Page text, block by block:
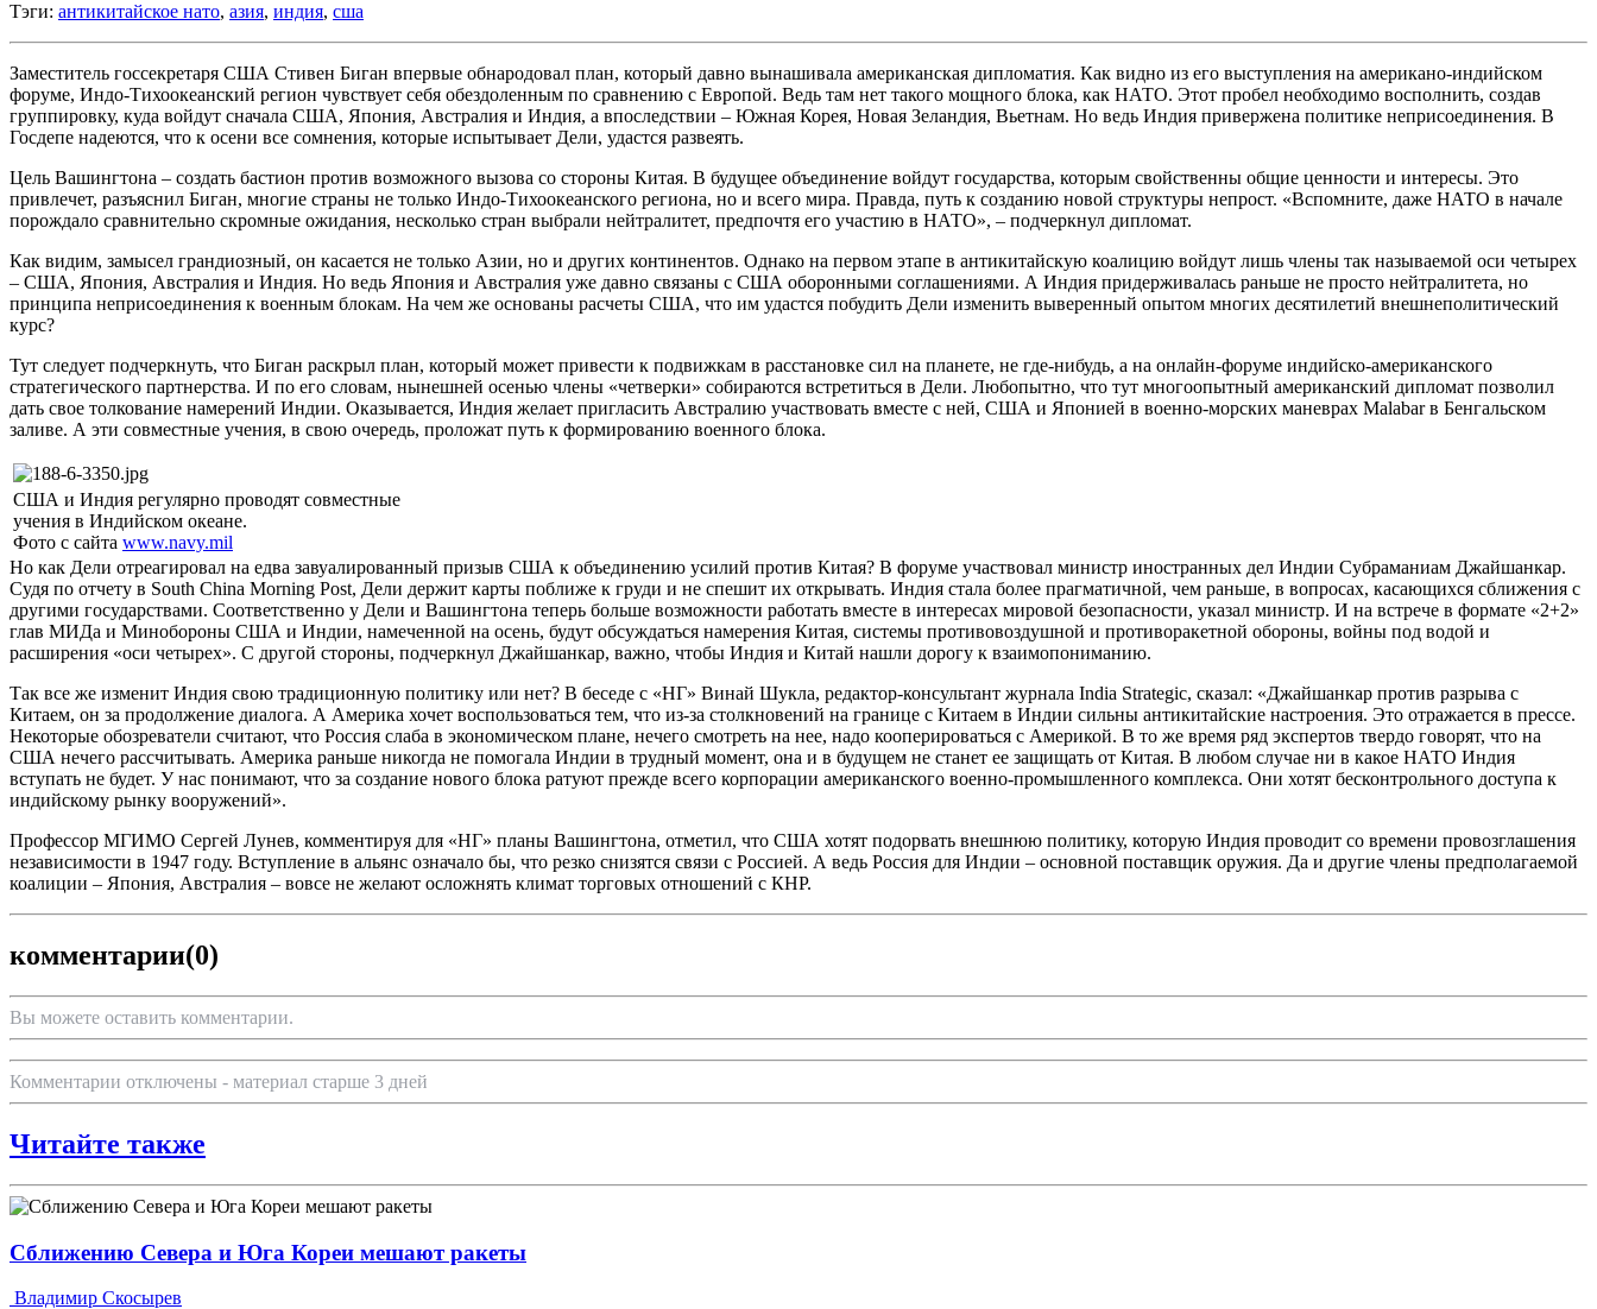
Тэги: антикитайское нато, азия, индия, сша
Заместитель госсекретаря США Стивен Биган впервые обнародовал план, который давно вынашивала американская дипломатия. Как видно из его выступления на американо-индийском
форуме, Индо-Тихоокеанский регион чувствует себя обездоленным по сравнению с Европой. Ведь там нет такого мощного блока, как НАТО. Этот пробел необходимо восполнить, создав
группировку, куда войдут сначала США, Япония, Австралия и Индия, а впоследствии – Южная Корея, Новая Зеландия, Вьетнам. Но ведь Индия привержена политике неприсоединения. В
Госдепе надеются, что к осени все сомнения, которые испытывает Дели, удастся развеять.
Цель Вашингтона – создать бастион против возможного вызова со стороны Китая. В будущее объединение войдут государства, которым свойственны общие ценности и интересы. Это
привлечет, разъяснил Биган, многие страны не только Индо-Тихоокеанского региона, но и всего мира. Правда, путь к созданию новой структуры непрост. «Вспомните, даже НАТО в начале
порождало сравнительно скромные ожидания, несколько стран выбрали нейтралитет, предпочтя его участию в НАТО», – подчеркнул дипломат.
Как видим, замысел грандиозный, он касается не только Азии, но и других континентов. Однако на первом этапе в антикитайскую коалицию войдут лишь члены так называемой оси четырех
– США, Япония, Австралия и Индия. Но ведь Япония и Австралия уже давно связаны с США оборонными соглашениями. А Индия придерживалась раньше не просто нейтралитета, но
принципа неприсоединения к военным блокам. На чем же основаны расчеты США, что им удастся побудить Дели изменить выверенный опытом многих десятилетий внешнеполитический
курс?
Тут следует подчеркнуть, что Биган раскрыл план, который может привести к подвижкам в расстановке сил на планете, не где-нибудь, а на онлайн-форуме индийско-американского
стратегического партнерства. И по его словам, нынешней осенью члены «четверки» собираются встретиться в Дели. Любопытно, что тут многоопытный американский дипломат позволил
дать свое толкование намерений Индии. Оказывается, Индия желает пригласить Австралию участвовать вместе с ней, США и Японией в военно-морских маневрах Malabar в Бенгальском
заливе. А эти совместные учения, в свою очередь, проложат путь к формированию военного блока.
США и Индия регулярно проводят совместные
учения в Индийском океане.
Фото с сайта www.navy.mil
Но как Дели отреагировал на едва завуалированный призыв США к объединению усилий против Китая? В форуме участвовал министр иностранных дел Индии Субраманиам Джайшанкар.
Судя по отчету в South China Morning Post, Дели держит карты поближе к груди и не спешит их открывать. Индия стала более прагматичной, чем раньше, в вопросах, касающихся сближения с
другими государствами. Соответственно у Дели и Вашингтона теперь больше возможности работать вместе в интересах мировой безопасности, указал министр. И на встрече в формате «2+2»
глав МИДа и Минобороны США и Индии, намеченной на осень, будут обсуждаться намерения Китая, системы противовоздушной и противоракетной обороны, войны под водой и
расширения «оси четырех». С другой стороны, подчеркнул Джайшанкар, важно, чтобы Индия и Китай нашли дорогу к взаимопониманию.
Так все же изменит Индия свою традиционную политику или нет? В беседе с «НГ» Винай Шукла, редактор-консультант журнала India Strategic, сказал: «Джайшанкар против разрыва с
Китаем, он за продолжение диалога. А Америка хочет воспользоваться тем, что из-за столкновений на границе с Китаем в Индии сильны антикитайские настроения. Это отражается в прессе.
Некоторые обозреватели считают, что Россия слаба в экономическом плане, нечего смотреть на нее, надо кооперироваться с Америкой. В то же время ряд экспертов твердо говорят, что на
США нечего рассчитывать. Америка раньше никогда не помогала Индии в трудный момент, она и в будущем не станет ее защищать от Китая. В любом случае ни в какое НАТО Индия
вступать не будет. У нас понимают, что за создание нового блока ратуют прежде всего корпорации американского военно-промышленного комплекса. Они хотят бесконтрольного доступа к
индийскому рынку вооружений».
Профессор МГИМО Сергей Лунев, комментируя для «НГ» планы Вашингтона, отметил, что США хотят подорвать внешнюю политику, которую Индия проводит со времени провозглашения
независимости в 1947 году. Вступление в альянс означало бы, что резко снизятся связи с Россией. А ведь Россия для Индии – основной поставщик оружия. Да и другие члены предполагаемой
коалиции – Япония, Австралия – вовсе не желают осложнять климат торговых отношений с КНР.
комментарии(0)
Вы можете оставить комментарии.
Комментарии отключены - материал старше 3 дней
Читайте также
Сближению Севера и Юга Кореи мешают ракеты
Владимир Скосырев